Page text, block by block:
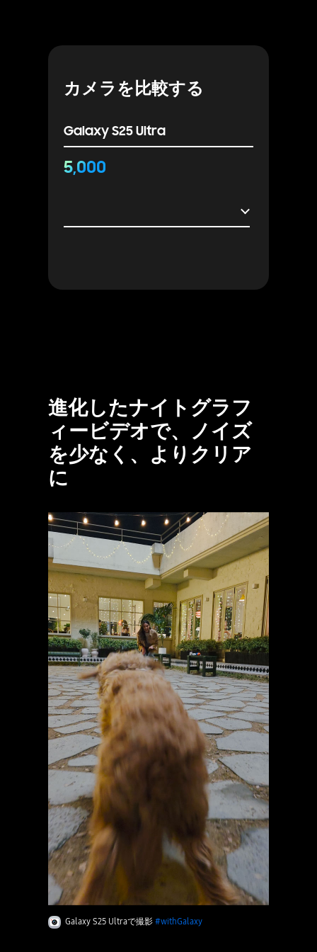
カメラを比較する
Galaxy S25 Ultra
5,000
進化したナイトグラフ
ィービデオで、ノイズ
を少なく、よりクリア
に
一人の女性と犬を撮影した夜間映像。犬が女性の方向に走っている。Galaxy S25 Ultraのカメラで鮮明な映像が映し出されている。
Galaxy S25 Ultraで撮影 #withGalaxy